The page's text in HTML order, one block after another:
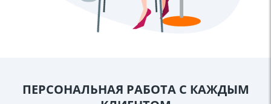
ПЕРСОНАЛЬНАЯ РАБОТА С КАЖДЫМ